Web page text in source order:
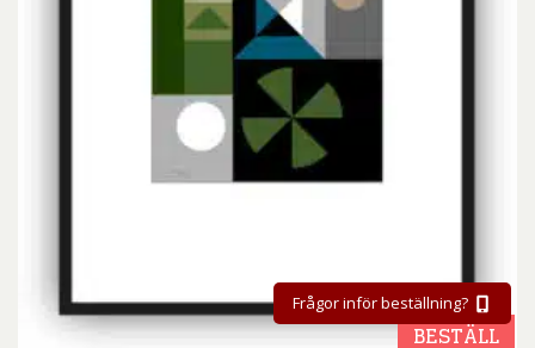
BESTÄLL
Frågor inför beställning?